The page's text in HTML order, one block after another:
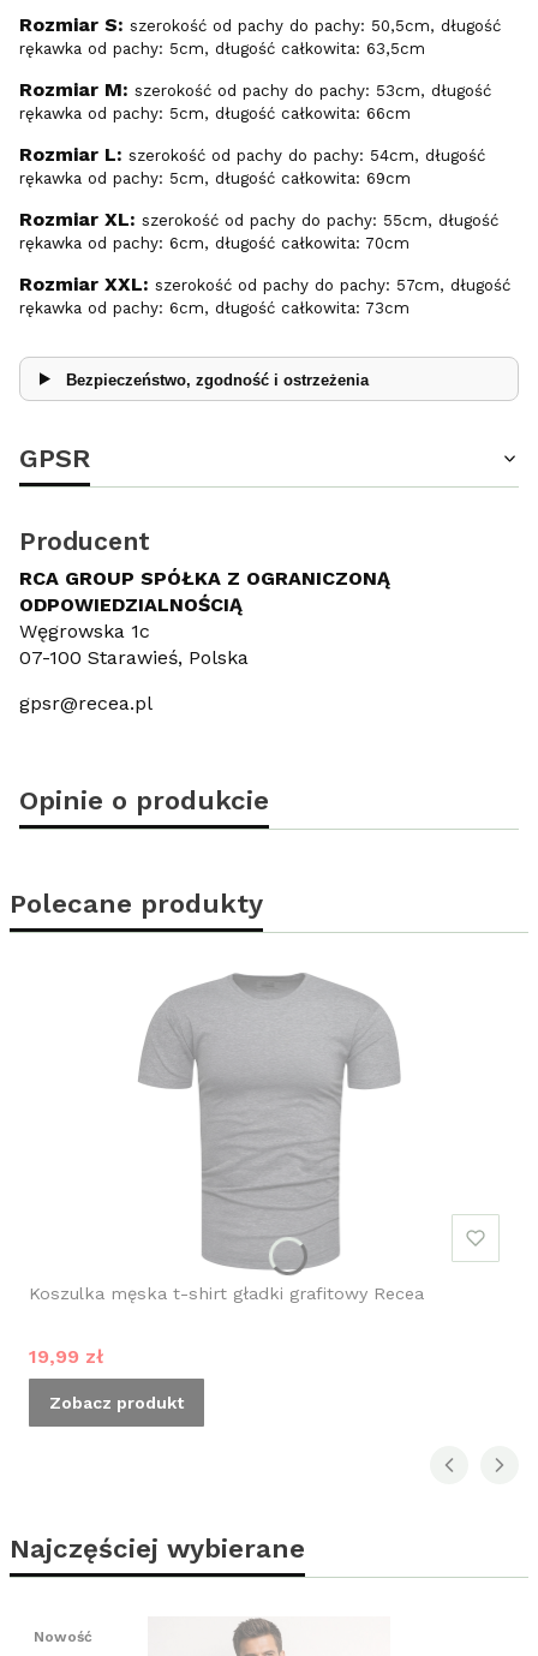
Rozmiar S: szerokość od pachy do pachy: 50,5cm, długość
rękawka od pachy: 5cm, długość całkowita: 63,5cm
Rozmiar M: szerokość od pachy do pachy: 53cm, długość
rękawka od pachy: 5cm, długość całkowita: 66cm
Rozmiar L: szerokość od pachy do pachy: 54cm, długość
rękawka od pachy: 5cm, długość całkowita: 69cm
Rozmiar XL: szerokość od pachy do pachy: 55cm, długość
rękawka od pachy: 6cm, długość całkowita: 70cm
Rozmiar XXL: szerokość od pachy do pachy: 57cm, długość
rękawka od pachy: 6cm, długość całkowita: 73cm
Bezpieczeństwo, zgodność i ostrzeżenia
GPSR
Producent
RCA GROUP SPÓŁKA Z OGRANICZONĄ
ODPOWIEDZIALNOŚCIĄ
Węgrowska 1c
07-100 Starawieś, Polska
gpsr@recea.pl
Opinie o produkcie
Polecane produkty
Koszulka męska t-shirt gładki grafitowy Recea
Cena promocyjna
19,99 zł
Zobacz produkt
Najczęściej wybierane
Nowość